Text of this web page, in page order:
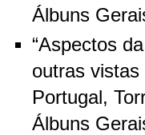
Álbuns
“Aspectos
outras vistas
Portugal,
Álbuns